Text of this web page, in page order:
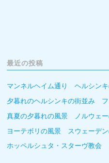
最近の投稿
マンネルヘイム通り ヘルシン
夕暮れのヘルシンキの街並み
真夏の夕暮れの風景 ノルウェ
ヨーテボリの風景 スウェーデ
ホッペルシュタ・スターヴ教会